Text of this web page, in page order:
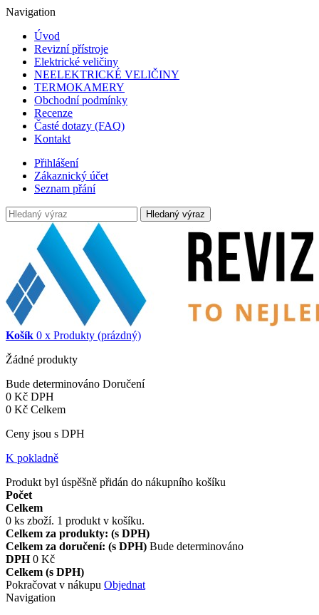
Navigation
Úvod
Revizní přístroje
Elektrické veličiny
NEELEKTRICKÉ VELIČINY
TERMOKAMERY
Obchodní podmínky
Recenze
Časté dotazy (FAQ)
Kontakt
Přihlášení
Zákaznický účet
Seznam přání
Hledaný výraz
Košík 0 x Produkty (prázdný)
Žádné produkty
Bude determinováno Doručení
0 Kč DPH
0 Kč Celkem
Ceny jsou s DPH
K pokladně
Produkt byl úspěšně přidán do nákupního košíku
Počet
Celkem
0 ks zboží. 1 produkt v košíku.
Celkem za produkty: (s DPH)
Celkem za doručení: (s DPH) Bude determinováno
DPH 0 Kč
Celkem (s DPH)
Pokračovat v nákupu Objednat
Navigation